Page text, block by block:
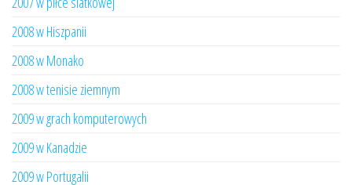
2008 w Hiszpanii
2008 w Monako
2008 w tenisie ziemnym
2009 w grach komputerowych
2009 w Kanadzie
2009 w Portugalii